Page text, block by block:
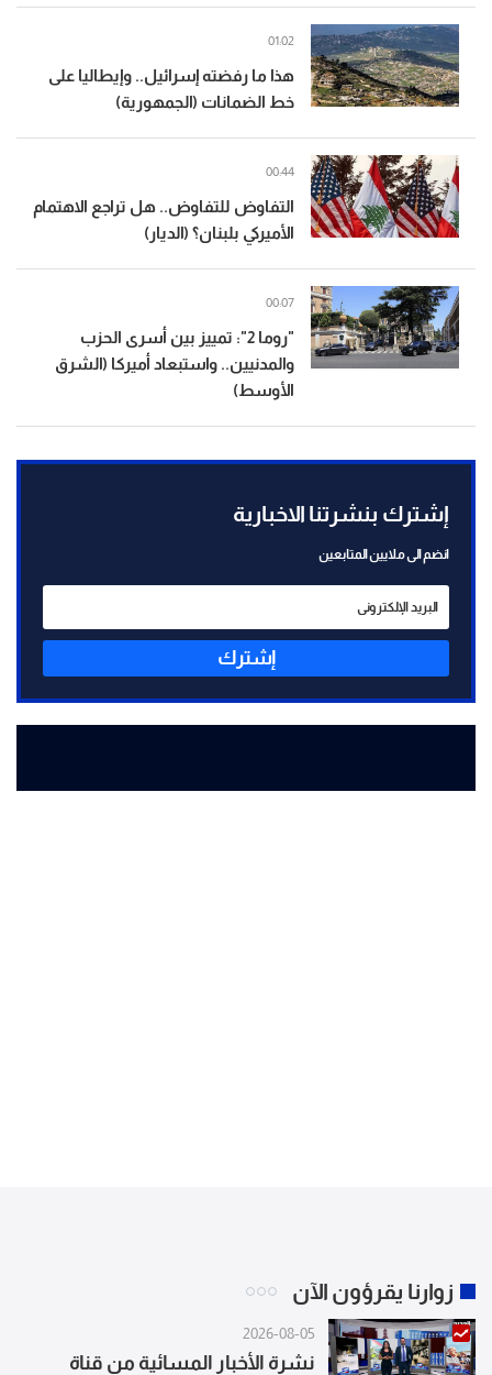
هذا ما رفضته إسرائيل.. وإيطاليا على
خط الضمانات (الجمهورية)
01:02
التفاوض للتفاوض.. هل تراجع الاهتمام
الأميركي بلبنان؟ (الديار)
00:44
"روما 2": تمييز بين أسرى الحزب
والمدنيين.. واستبعاد أميركا (الشرق
الأوسط)
00:07
إشترك بنشرتنا الاخبارية
انضم الى ملايين المتابعين
إشترك
زوارنا يقرؤون الآن
2026-08-05
نشرة الأخبار المسائية من قناة